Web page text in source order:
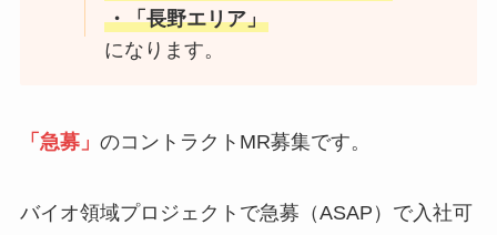
・「長野エリア」
になります。
「急募」 のコントラクトMR募集です。
バイオ領域プロジェクトで急募（ASAP）で入社可